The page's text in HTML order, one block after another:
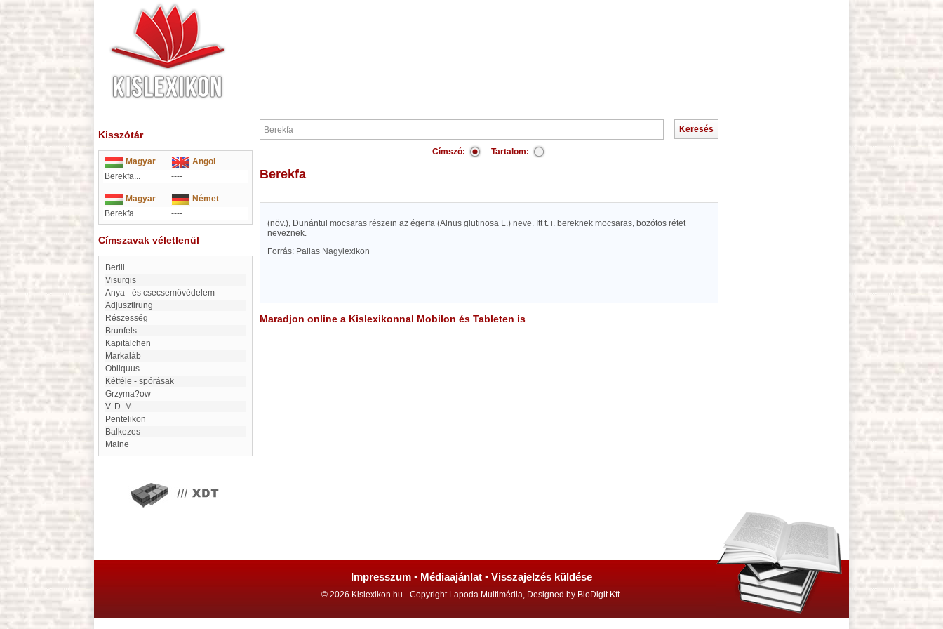
Kisszótár
Magyar
Angol
Berekfa...
----
Magyar
Német
Berekfa...
----
Címszavak véletlenül
berill
Visurgis
Anya - és csecsemővédelem
adjusztirung
Részesség
Brunfels
Kapitälchen
Markaláb
Obliquus
Kétféle - spórásak
Grzyma?ow
V. D. M.
Pentelikon
Balkezes
Maine
Címszó: Tartalom:
Berekfa
(növ.), Dunántul mocsaras részein az égerfa (Alnus glutinosa L.) neve. Itt t. i. bereknek mocsaras, bozótos rétet
neveznek.
Forrás: Pallas Nagylexikon
Maradjon online a Kislexikonnal Mobilon és Tableten is
Impresszum • Médiaajánlat • Visszajelzés küldése
© 2026 Kislexikon.hu - Copyright Lapoda Multimédia, Designed by BioDigit Kft.